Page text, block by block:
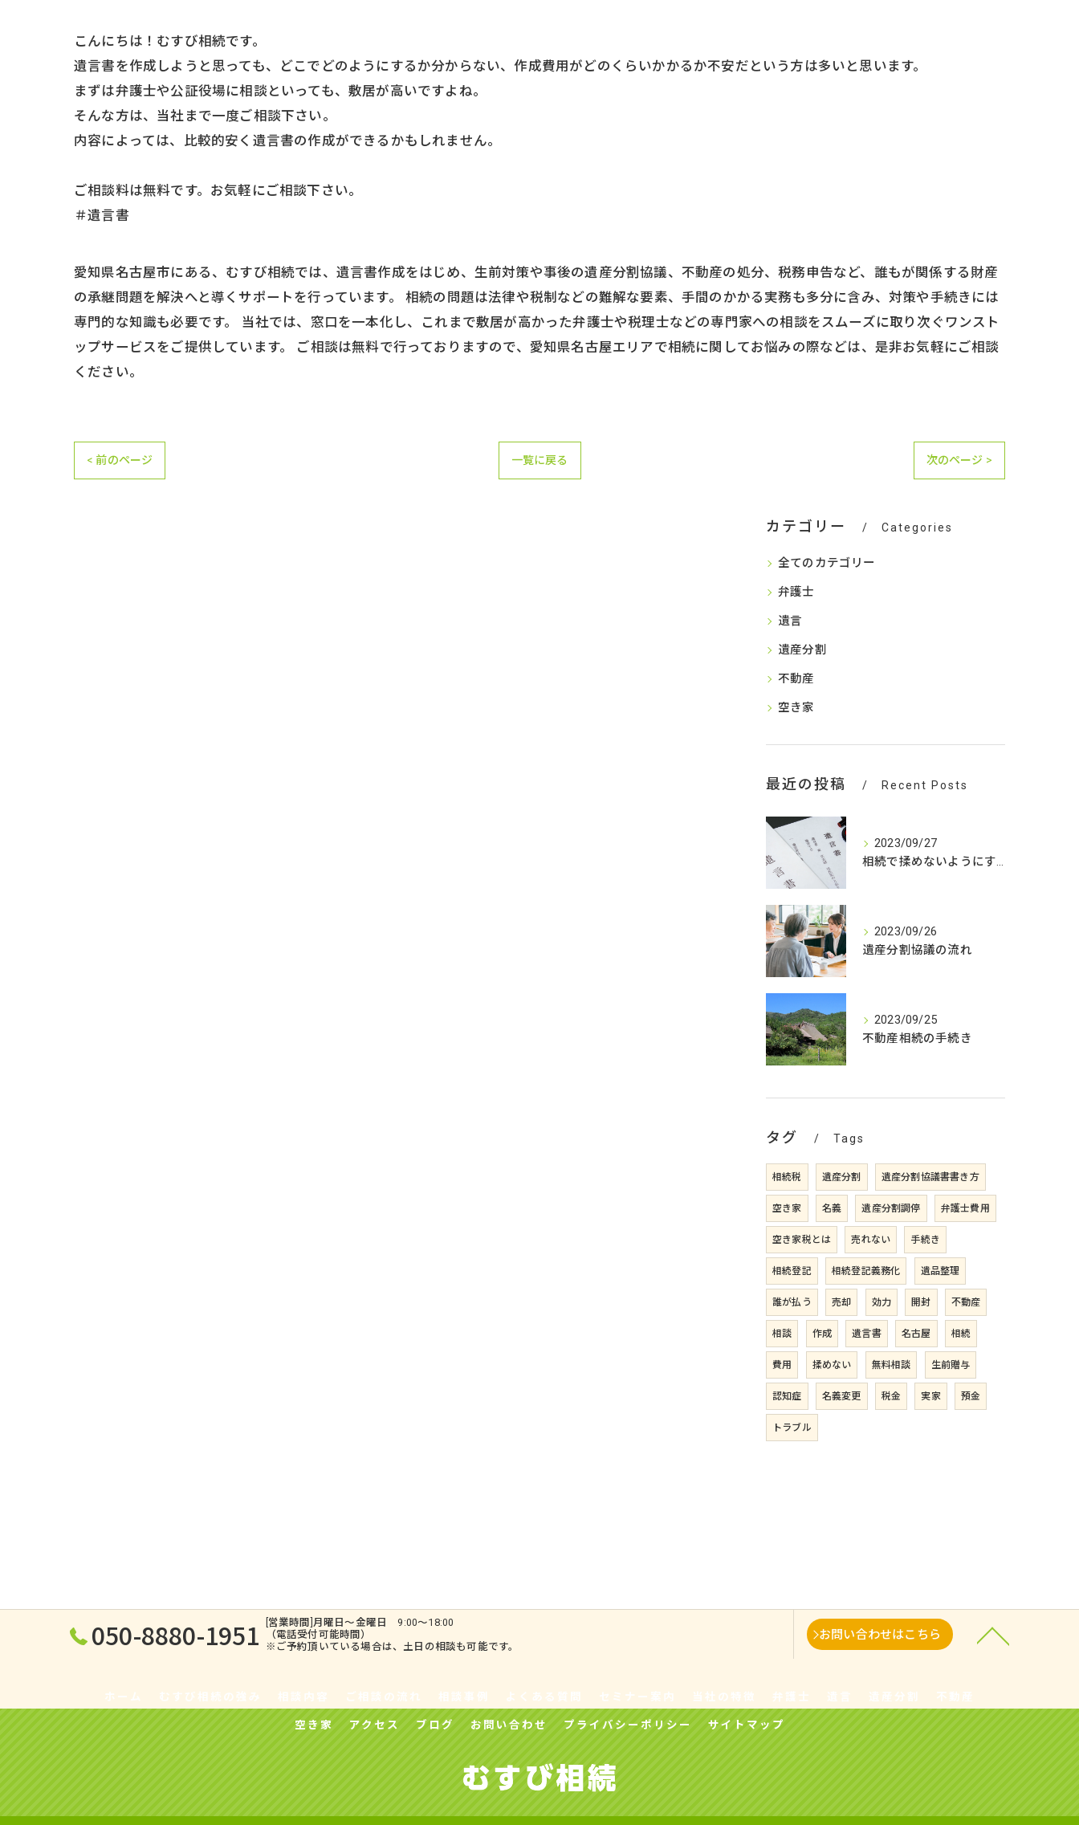
こんにちは！むすび相続です。
遺言書を作成しようと思っても、どこでどのようにするか分からない、作成費用がどのくらいかかるか不安だという方は多いと思います。
まずは弁護士や公証役場に相談といっても、敷居が高いですよね。
そんな方は、当社まで一度ご相談下さい。
内容によっては、比較的安く遺言書の作成ができるかもしれません。
ご相談料は無料です。お気軽にご相談下さい。
＃遺言書
愛知県名古屋市にある、むすび相続では、遺言書作成をはじめ、生前対策や事後の遺産分割協議、不動産の処分、税務申告など、誰もが関係する財産
の承継問題を解決へと導くサポートを行っています。 相続の問題は法律や税制などの難解な要素、手間のかかる実務も多分に含み、対策や手続きには
専門的な知識も必要です。 当社では、窓口を一本化し、これまで敷居が高かった弁護士や税理士などの専門家への相談をスムーズに取り次ぐワンスト
ップサービスをご提供しています。 ご相談は無料で行っておりますので、愛知県名古屋エリアで相続に関してお悩みの際などは、是非お気軽にご相談
ください。
< 前のページ 一覧に戻る 次のページ >
カテゴリー Categories
全てのカテゴリー
弁護士
遺言
遺産分割
不動産
空き家
最近の投稿 Recent Posts
2023/09/27
相続で揉めないようにするためには
2023/09/26
遺産分割協議の流れ
2023/09/25
不動産相続の手続き
タグ Tags
相続税 遺産分割 遺産分割協議書書き方
空き家 名義 遺産分割調停 弁護士費用
空き家税とは 売れない 手続き
相続登記 相続登記義務化 遺品整理
誰が払う 売却 効力 開封 不動産
相談 作成 遺言書 名古屋 相続
費用 揉めない 無料相談 生前贈与
認知症 名義変更 税金 実家 預金
トラブル
050-8880-1951
[営業時間]月曜日～金曜日 9:00〜18:00
（電話受付可能時間）
※ご予約頂いている場合は、土日の相談も可能です。
お問い合わせはこちら
ホーム むすび相続の強み 相談内容 ご相談の流れ 相談事例 よくある質問 セミナー案内 当社の特徴 弁護士 遺言 遺産分割 不動産
空き家 アクセス ブログ お問い合わせ プライバシーポリシー サイトマップ